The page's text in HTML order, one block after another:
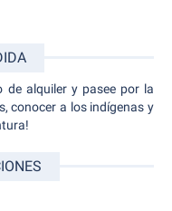
de alquiler y pasee por la
conocer a los indígenas y